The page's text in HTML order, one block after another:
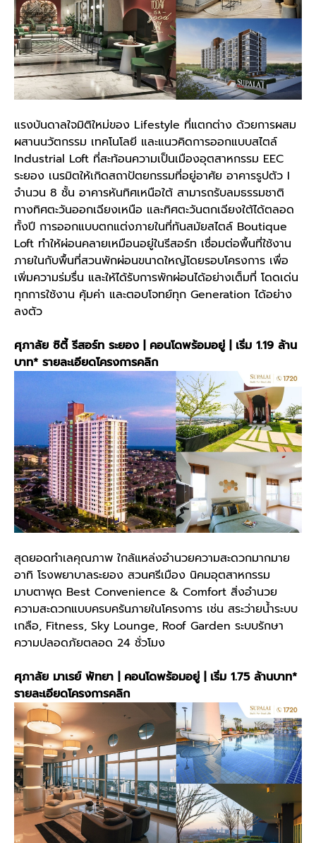
แรงบันดาลใจมิติใหม่ของ Lifestyle ที่แตกต่าง ด้วยการผสม
ผสานนวัตกรรม เทคโนโลยี และแนวคิดการออกแบบสไตล์
Industrial Loft ที่สะท้อนความเป็นเมืองอุตสาหกรรม EEC
ระยอง เนรมิตให้เกิดสถาปัตยกรรมที่อยู่อาศัย อาคารรูปตัว I
จำนวน 8 ชั้น อาคารหันทิศเหนือใต้ สามารถรับลมธรรมชาติ
ทางทิศตะวันออกเฉียงเหนือ และทิศตะวันตกเฉียงใต้ได้ตลอด
ทั้งปี การออกแบบตกแต่งภายในที่ทันสมัยสไตล์ Boutique
Loft ทำให้ผ่อนคลายเหมือนอยู่ในรีสอร์ท เชื่อมต่อพื้นที่ใช้งาน
ภายในกับพื้นที่สวนพักผ่อนขนาดใหญ่โดยรอบโครงการ เพื่อ
เพิ่มความร่มรื่น และให้ได้รับการพักผ่อนได้อย่างเต็มที่ โดดเด่น
ทุกการใช้งาน คุ้มค่า และตอบโจทย์ทุก Generation ได้อย่าง
ลงตัว
ศุภาลัย ซิตี้ รีสอร์ท ระยอง | คอนโดพร้อมอยู่ | เริ่ม 1.19 ล้าน
บาท* รายละเอียดโครงการคลิก
สุดยอดทำเลคุณภาพ ใกล้แหล่งอำนวยความสะดวกมากมาย
อาทิ โรงพยาบาลระยอง สวนศรีเมือง นิคมอุตสาหกรรม
มาบตาพุด Best Convenience & Comfort สิ่งอำนวย
ความสะดวกแบบครบครันภายในโครงการ เช่น สระว่ายน้ำระบบ
เกลือ, Fitness, Sky Lounge, Roof Garden ระบบรักษา
ความปลอดภัยตลอด 24 ชั่วโมง
ศุภาลัย มาเรย์ พัทยา | คอนโดพร้อมอยู่ | เริ่ม 1.75 ล้านบาท*
รายละเอียดโครงการคลิก